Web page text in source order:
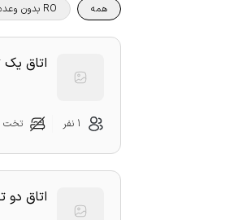
همه RO بدون وعده غذایی
اتاق یک
1 نفر تخت
اتاق دو